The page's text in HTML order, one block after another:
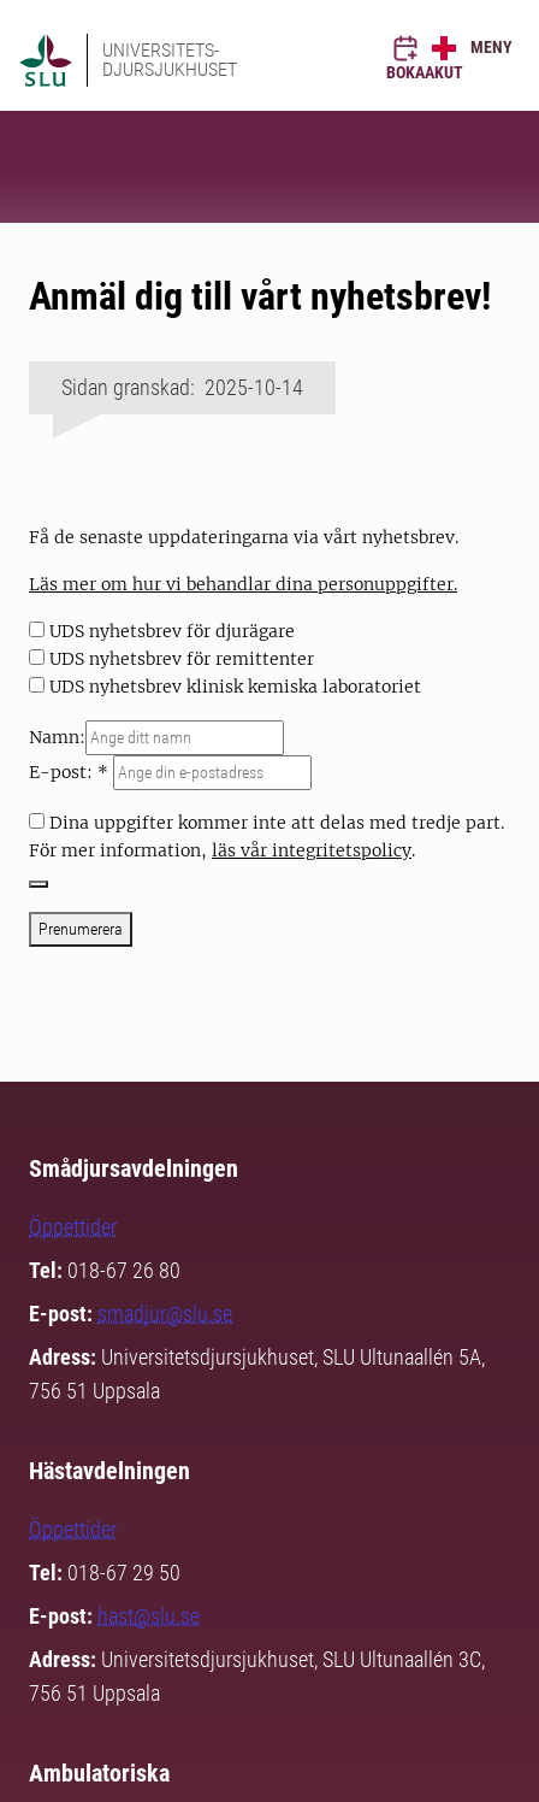
UNIVERSITETS-
DJURSJUKHUSET
BOKAAKUT
MENY
Anmäl dig till vårt nyhetsbrev!
Sidan granskad: 2025-10-14
Få de senaste uppdateringarna via vårt nyhetsbrev.
Läs mer om hur vi behandlar dina personuppgifter.
UDS nyhetsbrev för djurägare
UDS nyhetsbrev för remittenter
UDS nyhetsbrev klinisk kemiska laboratoriet
Namn:
E-post: *
Dina uppgifter kommer inte att delas med tredje part.
För mer information, läs vår integritetspolicy.
Prenumerera
Smådjursavdelningen
Öppettider
Tel: 018-67 26 80
E-post: smadjur@slu.se
Adress: Universitetsdjursjukhuset, SLU Ultunaallén 5A,
756 51 Uppsala
Hästavdelningen
Öppettider
Tel: 018-67 29 50
E-post: hast@slu.se
Adress: Universitetsdjursjukhuset, SLU Ultunaallén 3C,
756 51 Uppsala
Ambulatoriska